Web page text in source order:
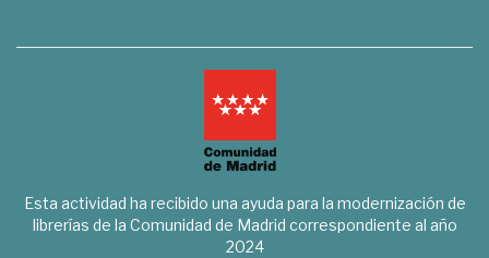
Esta actividad ha recibido una ayuda para la modernización de
librerías de la Comunidad de Madrid correspondiente al año
2024